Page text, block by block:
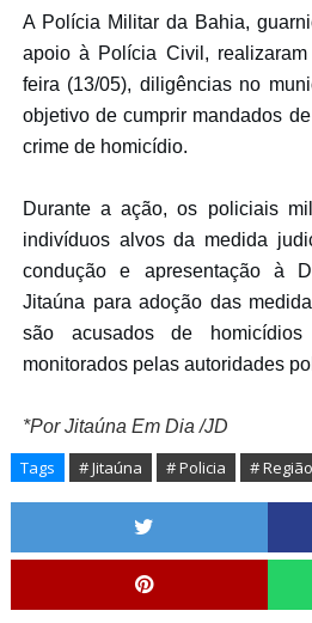
A Polícia Militar da Bahia,
apoio à Polícia Civil, realizaram
feira (13/05), diligências no
objetivo de cumprir mandados
crime de homicídio.
Durante a ação, os policiais
indivíduos alvos da medida
condução e apresentação à
Jitaúna para adoção das
são acusados de
monitorados pelas autoridades
*Por Jitaúna Em Dia /JD
Tags # Jitaúna # Policia # Região